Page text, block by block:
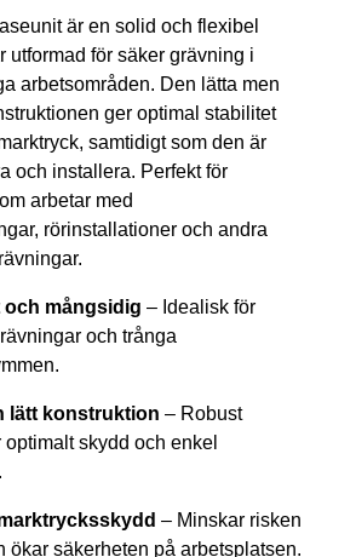
är en solid och flexibel
utformad för säker grävning i
arbetsområden. Den lätta men
ger optimal stabilitet
samtidigt som den är
och installera. Perfekt för
arbetar med
rörinstallationer och andra
och mångsidig – Idealisk för
och trånga
lätt konstruktion – Robust
optimalt skydd och enkel
– Minskar risken
ökar säkerheten på arbetsplatsen.